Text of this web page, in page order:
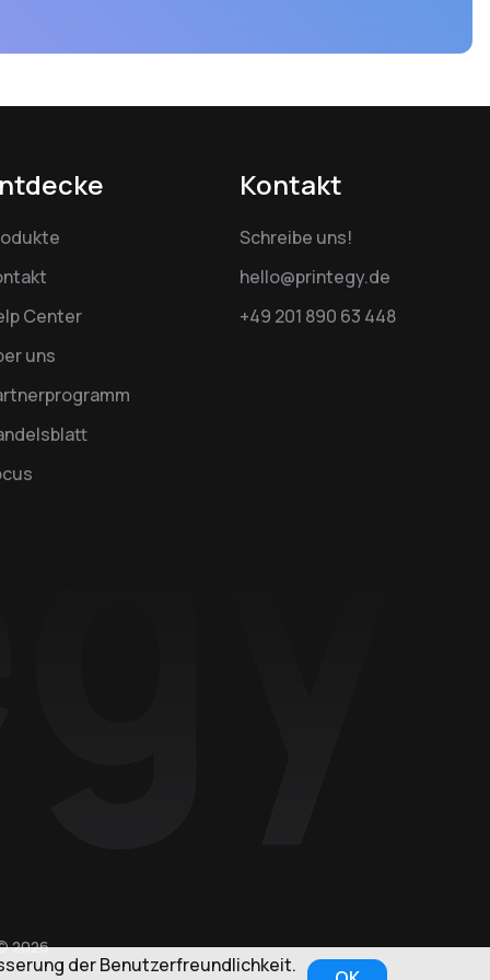
Center
uns
Kontakt
Schreibe uns!
hello@printegy.de
+49 201 890 63 448
2026
der Benutzerfreundlichkeit.